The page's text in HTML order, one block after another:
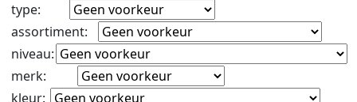
type:
assortiment:
niveau:
merk:
kleur: